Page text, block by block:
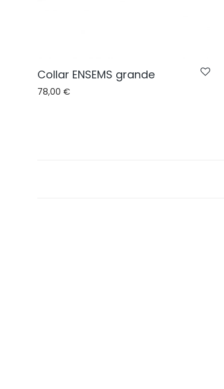
Collar ENSEMS grande
78,00 €